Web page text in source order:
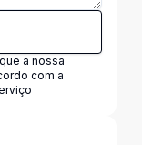
a nossa
com a